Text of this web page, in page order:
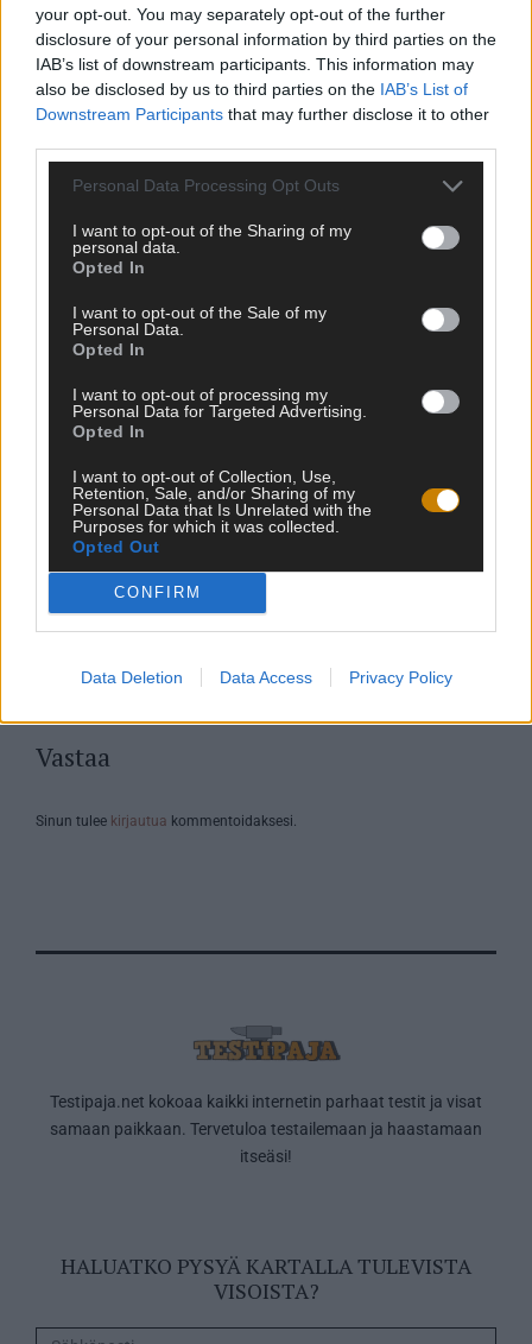
your opt-out. You may separately opt-out of the further
disclosure of your personal information by third parties on the
IAB’s list of downstream participants. This information may
also be disclosed by us to third parties on the IAB’s List of
Downstream Participants that may further disclose it to other
Personal Data Processing Opt Outs
I want to opt-out of the Sharing of my
personal data.
Opted In
I want to opt-out of the Sale of my
Personal Data.
Opted In
I want to opt-out of processing my
Personal Data for Targeted Advertising.
Opted In
I want to opt-out of Collection, Use,
Retention, Sale, and/or Sharing of my
Personal Data that Is Unrelated with the
Purposes for which it was collected.
Opted Out
CONFIRM
Data Deletion Data Access Privacy Policy
Jaa Facebookissa
Kuinka paljon tiedät Salatuista Elämistä?
Vain tosifanit saavat 10/10
TESTAA
Vastaa
Sinun tulee kirjautua kommentoidaksesi.
Testipaja.net kokoaa kaikki internetin parhaat testit ja visat
samaan paikkaan. Tervetuloa testailemaan ja haastamaan
itseäsi!
HALUATKO PYSYÄ KARTALLA TULEVISTA
VISOISTA?